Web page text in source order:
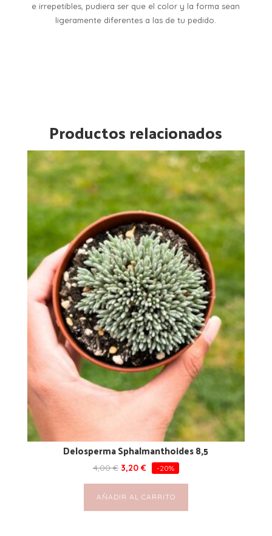
e irrepetibles, pudiera ser que el color y la forma sean
ligeramente diferentes a las de tu pedido.
Productos relacionados
Delosperma Sphalmanthoides 8,5
4,00€ 3,20 € -20%
AÑADIR AL CARRITO